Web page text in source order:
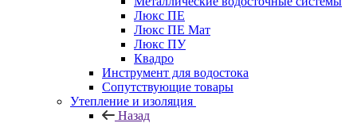
Люкс ПЕ
Люкс ПЕ Мат
Люкс ПУ
Квадро
Инструмент для водостока
Сопутствующие товары
Утепление и изоляция
Назад